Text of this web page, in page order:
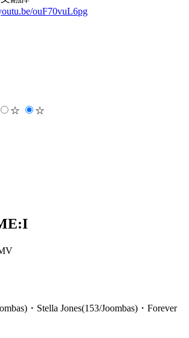
ouF70vuL6pg
☆ ☆
・Stella Jones(153/Joombas)・Forever